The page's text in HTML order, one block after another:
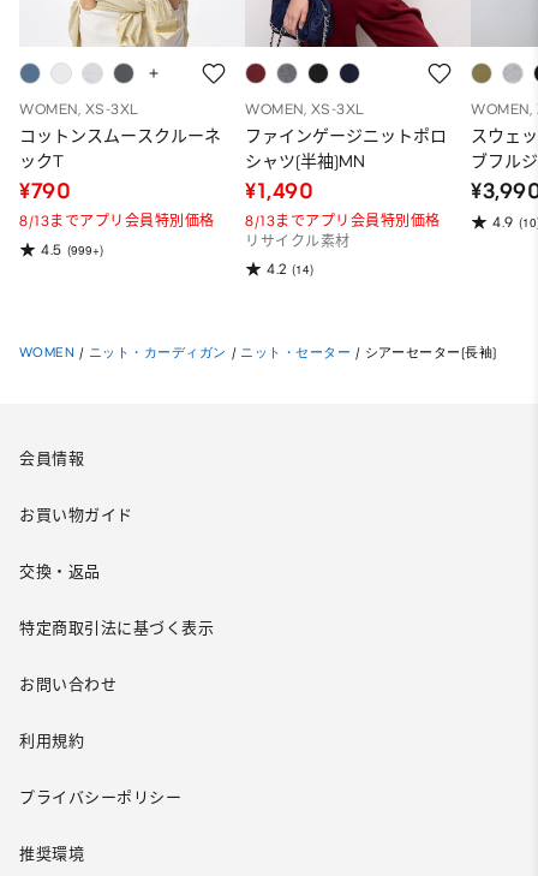
WOMEN, XS-3XL
コットンスムースクルーネ
ックT
¥790
8/13までアプリ会員特別価格
4.5 (999+)
WOMEN, XS-3XL
ファインゲージニットポロ
シャツ(半袖)MN
¥1,490
8/13までアプリ会員特別価格
リサイクル素材
4.2 (14)
WOMEN,
スウェ
ブフル
ーパー
ット）
4.9
WOMEN / ニット・カーディガン / ニット・セーター / シアーセーター(長袖)
会員情報
お買い物ガイド
交換・返品
特定商取引法に基づく表示
お問い合わせ
利用規約
プライバシーポリシー
推奨環境